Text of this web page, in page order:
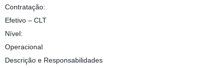
Contratação:
Efetivo – CLT
Nível:
Operacional
Descrição e Responsabilidades